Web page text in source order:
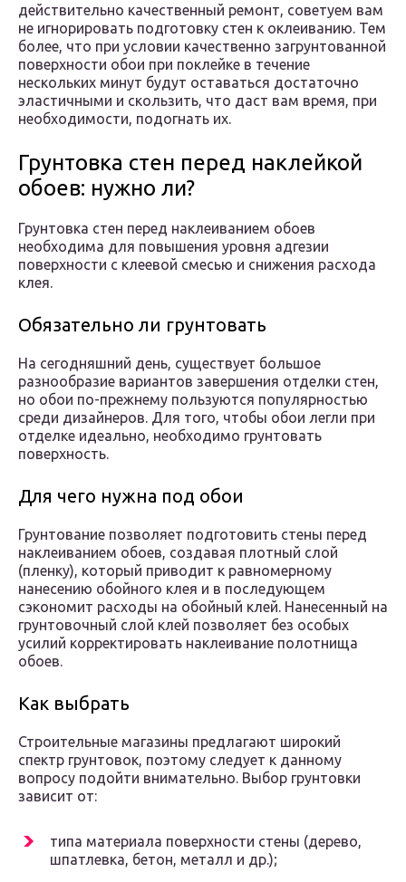
действительно качественный ремонт, советуем вам
не игнорировать подготовку стен к оклеиванию. Тем
более, что при условии качественно загрунтованной
поверхности обои при поклейке в течение
нескольких минут будут оставаться достаточно
эластичными и скользить, что даст вам время, при
необходимости, подогнать их.
Грунтовка стен перед наклейкой
обоев: нужно ли?
Грунтовка стен перед наклеиванием обоев
необходима для повышения уровня адгезии
поверхности с клеевой смесью и снижения расхода
клея.
Обязательно ли грунтовать
На сегодняшний день, существует большое
разнообразие вариантов завершения отделки стен,
но обои по-прежнему пользуются популярностью
среди дизайнеров. Для того, чтобы обои легли при
отделке идеально, необходимо грунтовать
поверхность.
Для чего нужна под обои
Грунтование позволяет подготовить стены перед
наклеиванием обоев, создавая плотный слой
(пленку), который приводит к равномерному
нанесению обойного клея и в последующем
сэкономит расходы на обойный клей. Нанесенный на
грунтовочный слой клей позволяет без особых
усилий корректировать наклеивание полотнища
обоев.
Как выбрать
Строительные магазины предлагают широкий
спектр грунтовок, поэтому следует к данному
вопросу подойти внимательно. Выбор грунтовки
зависит от:
типа материала поверхности стены (дерево,
шпатлевка, бетон, металл и др.);